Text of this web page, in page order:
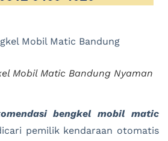
Mobil Matic Bandung Nyaman
bengkel mobil matic
pemilik kendaraan otomatis